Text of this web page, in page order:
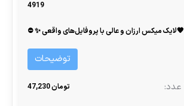
4919
🧡لایک میکس ارزان و عالی با پروفایل‌های واقعی ✨ ⛔
توضیحات
تومان 47,230